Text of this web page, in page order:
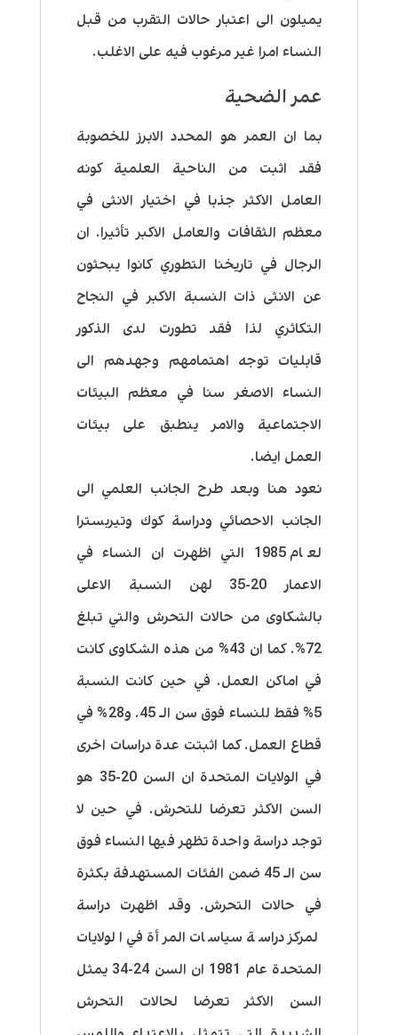
يميلون الى اعتبار حالات التقرب من قبل
النساء امرا غير مرغوب فيه على الاغلب.
عمر الضحية
بما ان العمر هو المحدد الابرز للخصوبة
فقد اثبت من الناحية العلمية كونه
العامل الاكثر جذبا في اختيار الانثى في
معظم الثقافات والعامل الاكبر تأثيرا. ان
الرجال في تاريخنا التطوري كانوا يبحثون
عن الانثى ذات النسبة الاكبر في النجاح
التكاثري لذا فقد تطورت لدى الذكور
قابليات توجه اهتمامهم وجهدهم الى
النساء الاصغر سنا في معظم البيئات
الاجتماعية والامر ينطبق على بيئات
العمل ايضا.
نعود هنا وبعد طرح الجانب العلمي الى
الجانب الاحصائي ودراسة كوك وتيربسترا
لعام 1985 التي اظهرت ان النساء في
الاعمار 20-35 لهن النسبة الاعلى
بالشكاوى من حالات التحرش والتي تبلغ
72%. كما ان 43% من هذه الشكاوى كانت
في اماكن العمل. في حين كانت النسبة
5% فقط للنساء فوق سن الـ 45. و28% في
قطاع العمل. كما اثبتت عدة دراسات اخرى
في الولايات المتحدة ان السن 20-35 هو
السن الاكثر تعرضا للتحرش. في حين لا
توجد دراسة واحدة تظهر فيها النساء فوق
سن الـ 45 ضمن الفئات المستهدفة بكثرة
في حالات التحرش. وقد اظهرت دراسة
لمركز دراسة سياسات المرأة في الولايات
المتحدة عام 1981 ان السن 24-34 يمثل
السن الاكثر تعرضا لحالات التحرش